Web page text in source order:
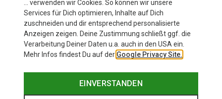
… verwenden wir Cookies. So können wir unsere
Services für Dich optimieren, Inhalte auf Dich
zuschneiden und dir entsprechend personalisierte
Anzeigen zeigen. Deine Zustimmung schließt ggf. die
Verarbeitung Deiner Daten u.a. auch in den USA ein.
Mehr Infos findest Du auf der Google Privacy Site.
EINVERSTANDEN